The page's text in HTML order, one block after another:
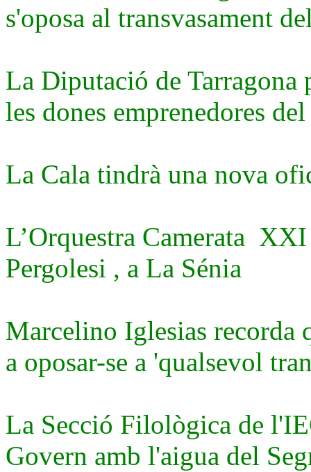
s'oposa al transvasament
La Diputació de Tarragona
les dones emprenedores
La Cala tindrà una nova
L’Orquestra Camerata
Pergolesi , a La Sénia
Marcelino Iglesias recorda
a oposar-se a 'qualsevol
La Secció Filològica de
Govern amb l'aigua del